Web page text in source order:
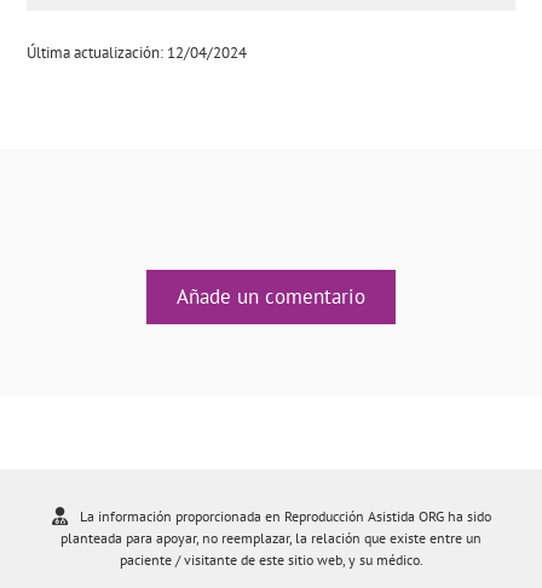
Última actualización: 12/04/2024
Añade un comentario
La información proporcionada en Reproducción Asistida ORG ha sido
planteada para apoyar, no reemplazar, la relación que existe entre un
paciente / visitante de este sitio web, y su médico.